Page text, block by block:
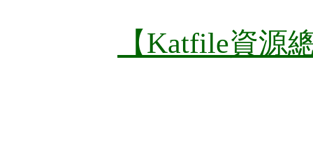
【Katfile資源